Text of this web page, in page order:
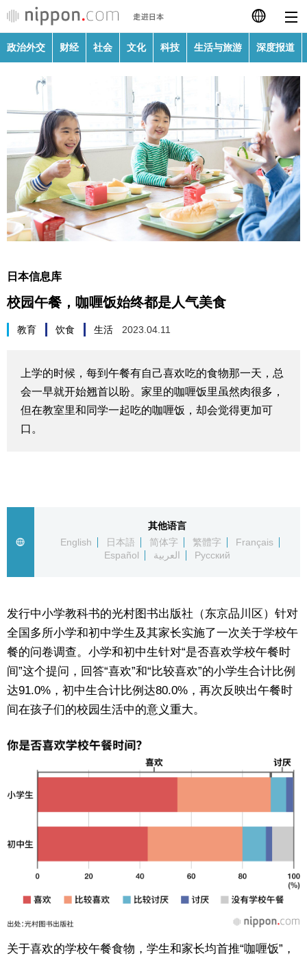
日本語
繁體字
Français
Español
العربية
政治外交
财经
社会
生活与旅游
深度报道
视觉日本
东京
编辑部通知
政治外交 财经 社会 文化 科技 生活与旅游 深度报道
日本信息库
校园午餐，咖喱饭始终都是人气美食
教育 饮食 生活 2023.04.11
上学的时候，每到午餐有自己喜欢吃的食物那一天，总
会一早就开始翘首以盼。家里的咖喱饭里虽然肉很多，
但在教室里和同学一起吃的咖喱饭，却会觉得更加可
口。
其他语言
English
日本語 简体字 繁體字
Français
Español
العربية Русский
发行中小学教科书的光村图书出版社（东京品川区）针对
全国多所小学和初中学生及其家长实施了一次关于学校午
餐的问卷调查。小学和初中生针对“是否喜欢学校午餐时
间”这个提问，回答“喜欢”和“比较喜欢”的小学生合计比例
达91.0%，初中生合计比例达80.0%，再次反映出午餐时
间在孩子们的校园生活中的意义重大。
关于喜欢的学校午餐食物，学生和家长均首推“咖喱饭”，